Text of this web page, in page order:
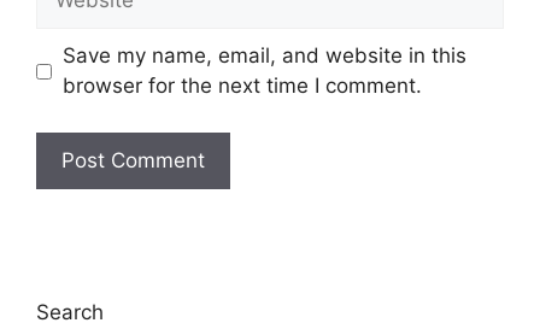
Save my name, email, and website in this
browser for the next time I comment.
Search